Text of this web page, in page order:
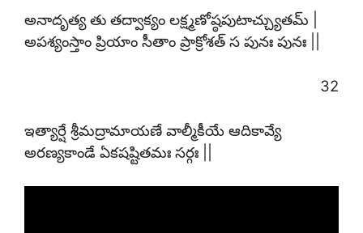
అనాదృత్య తు తద్వాక్యం లక్ష్మణోష్ఠపుటాచ్చ్యుతమ్ |
అపశ్యంస్తాం ప్రియాం సీతాం ప్రాక్రోశత్ స పునః పునః ||
32
ఇత్యార్షే శ్రీమద్రామాయణే వాల్మీకీయే ఆదికావ్యే
అరణ్యకాండే ఏకషష్టితమః సర్గః ||